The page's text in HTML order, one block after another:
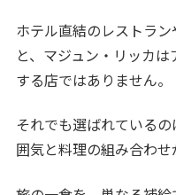
ホテル直結のレストラ
と、マジュン・リッカ
する店ではありません。
それでも選ばれている
囲気と料理の組み合わせ